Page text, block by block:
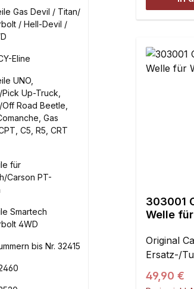
Gas Devil / Titan/
/ Hell-Devil /
Eline
UNO,
Up-Truck,
Road Beetle,
Gas
C5, R5, CRT
für
Carson PT-
Smartech
4WD
bis Nr. 32415
303001
Welle
Original
Ersatz-/
Regulärer
49,90 €